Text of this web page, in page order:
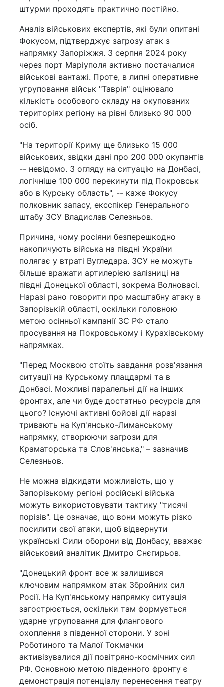
штурми проходять практично постійно.
Аналіз військових експертів, які були опитані
Фокусом, підтверджує загрозу атак з
напрямку Запоріжжя. З серпня 2024 року
через порт Маріуполя активно постачалися
військові вантажі. Проте, в липні оперативне
угруповання військ "Таврія" оцінювало
кількість особового складу на окупованих
територіях регіону на рівні близько 90 000
осіб.
"На території Криму ще близько 15 000
військових, звідки дані про 200 000 окупантів
-- невідомо. З огляду на ситуацію на Донбасі,
логічніше 100 000 перекинути під Покровськ
або в Курську область", -- каже Фокусу
полковник запасу, ексспікер Генерального
штабу ЗСУ Владислав Селезньов.
Причина, чому росіяни безперешкодно
накопичують війська на півдні України
полягає у втраті Вугледара. ЗСУ не можуть
більше вражати артилерією залізниці на
півдні Донецької області, зокрема Волновасі.
Наразі рано говорити про масштабну атаку в
Запорізькій області, оскільки головною
метою осінньої кампанії ЗС РФ стало
просування на Покровському і Курахівському
напрямках.
"Перед Москвою стоїть завдання розв'язання
ситуації на Курському плацдармі та в
Донбасі. Можливі паралельні дії на інших
фронтах, але чи буде достатньо ресурсів для
цього? Існуючі активні бойові дії наразі
тривають на Куп'янсько-Лиманському
напрямку, створюючи загрози для
Краматорська та Слов'янська," – зазначив
Селезньов.
Не можна відкидати можливість, що у
Запорізькому регіоні російські війська
можуть використовувати тактику "тисячі
порізів". Це означає, що вони можуть різко
посилити свої атаки, щоб відвернути
українські Сили оборони від Донбасу, вважає
військовий аналітик Дмитро Снєгирьов.
"Донецький фронт все ж залишився
ключовим напрямком атак Збройних сил
Росії. На Куп'янському напрямку ситуація
загострюється, оскільки там формується
ударне угруповання для флангового
охоплення з південної сторони. У зоні
Роботиного та Малої Токмачки
активізувалися дії повітряно-космічних сил
РФ. Основною метою південного фронту є
демонстрація потенціалу перенесення театру